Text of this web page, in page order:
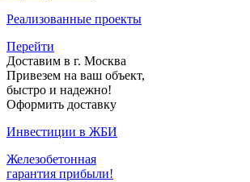
Реализованные проекты
Перейти
Доставим в г. Москва
Привезем на ваш объект,
быстро и надежно!
Оформить доставку
Инвестиции в ЖБИ
Железобетонная
гарантия прибыли!